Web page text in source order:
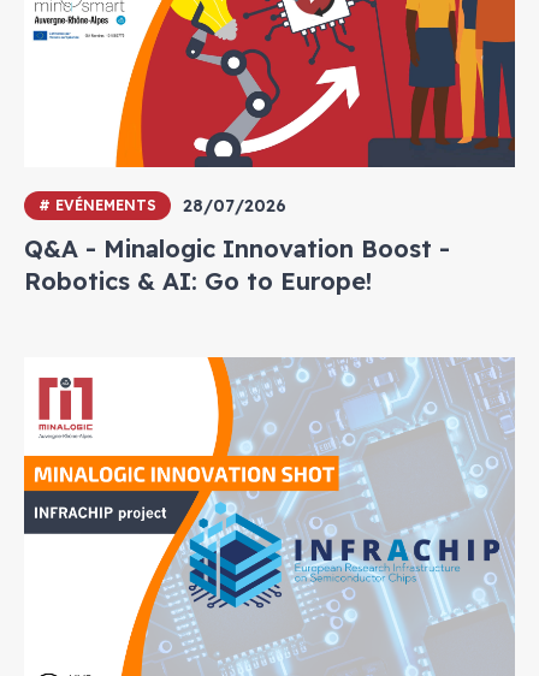
# EVÉNEMENTS 28/07/2026
Q&A - Minalogic Innovation Boost -
Robotics & AI: Go to Europe!